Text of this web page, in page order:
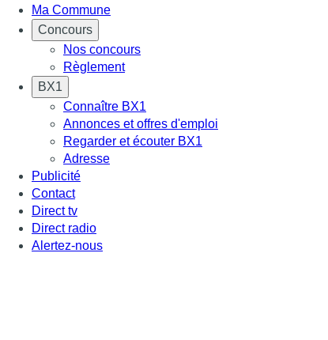
Ma Commune
Concours
Nos concours
Règlement
BX1
Connaître BX1
Annonces et offres d'emploi
Regarder et écouter BX1
Adresse
Publicité
Contact
Direct tv
Direct radio
Alertez-nous